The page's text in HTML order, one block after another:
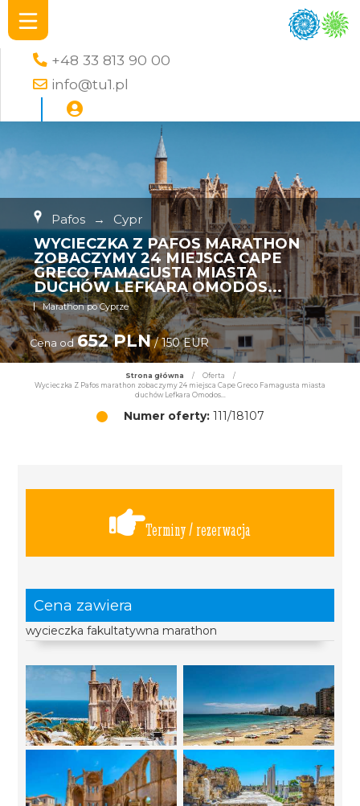
+48 33 813 90 00
info@tu1.pl
Pafos → Cypr
WYCIECZKA Z PAFOS MARATHON
ZOBACZYMY 24 MIEJSCA CAPE
GRECO FAMAGUSTA MIASTA
DUCHÓW LEFKARA OMODOS...
Marathon po Cyprze
Cena od 652 PLN/ 150 EUR
Strona główna / Oferta
/
Wycieczka Z Pafos marathon zobaczymy 24 miejsca Cape Greco Famagusta miasta
duchów Lefkara Omodos...
Numer oferty:111/18107
Terminy / rezerwacja
Cena zawiera
wycieczka fakultatywna marathon